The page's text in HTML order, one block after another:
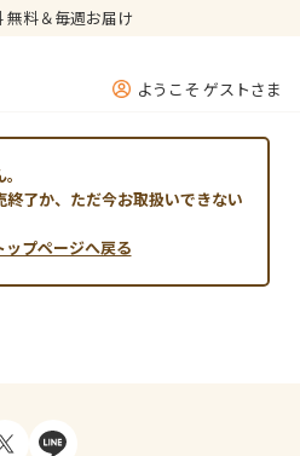
無料＆毎週お届け
ようこそ ゲストさま
終了か、ただ今お取扱いできない
ップページへ戻る